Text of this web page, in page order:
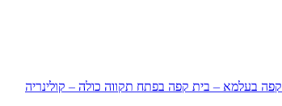
קפה בעלמא – בית קפה בפתח תקווה כולה – קולינריה